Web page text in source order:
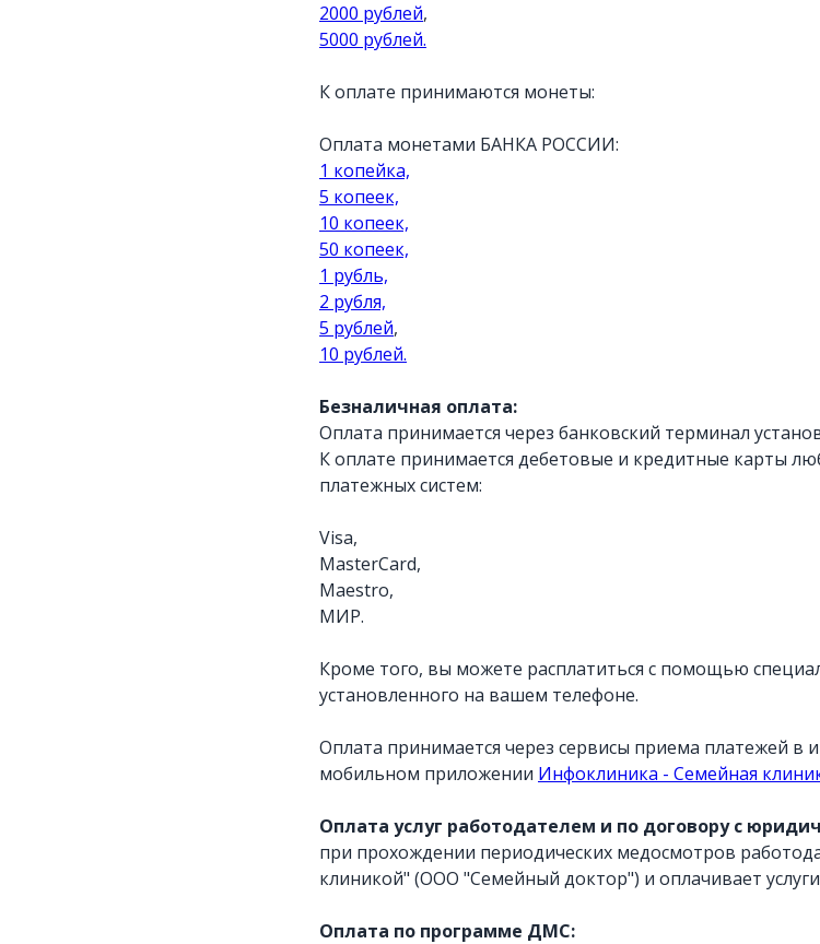
2000 рублей,
5000 рублей.
К оплате принимаются монеты:
Оплата монетами БАНКА РОССИИ:
1 копейка,
5 копеек,
10 копеек,
50 копеек,
1 рубль,
2 рубля,
5 рублей,
10 рублей.
Безналичная оплата:
Оплата принимается через банковский терминал
К оплате принимается дебетовые и кредитные карты
платежных систем:
Visa,
MasterCard,
Maestro,
МИР.
Кроме того, вы можете расплатиться с помощью
установленного на вашем телефоне.
Оплата принимается через сервисы приема платежей в
мобильном приложении Инфоклиника - Семейная
Оплата услуг работодателем и по договору с
при прохождении периодических медосмотров
клиникой" (ООО "Семейный доктор") и оплачивает
Оплата по программе ДМС: